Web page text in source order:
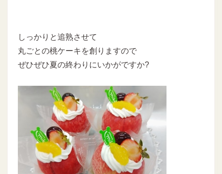
しっかりと追熟させて
丸ごとの桃ケーキを創りますので
ぜひぜひ夏の終わりにいかがですか?